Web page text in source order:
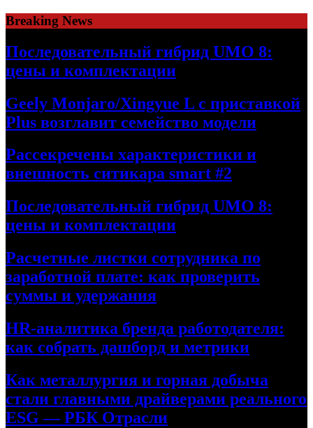
Skip
to
content
Breaking News
Последовательный гибрид UMO 8:
цены и комплектации
Geely Monjaro/Xingyue L с приставкой
Plus возглавит семейство модели
Рассекречены характеристики и
внешность ситикара smart #2
Последовательный гибрид UMO 8:
цены и комплектации
Расчетные листки сотрудника по
заработной плате: как проверить
суммы и удержания
HR-аналитика бренда работодателя:
как собрать дашборд и метрики
Как металлургия и горная добыча
стали главными драйверами реального
ESG — РБК Отрасли